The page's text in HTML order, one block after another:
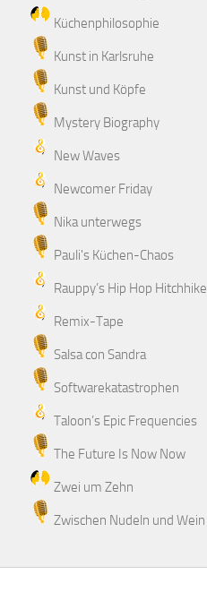
Küchenphilosophie
Kunst in Karlsruhe
Kunst und Köpfe
Mystery Biography
New Waves
Newcomer Friday
Nika unterwegs
Pauli's Küchen-Chaos
Rauppy’s Hip Hop Hitchhike
Remix-Tape
Salsa con Sandra
Softwarekatastrophen
Taloon’s Epic Frequencies
The Future Is Now Now
Zwei um Zehn
Zwischen Nudeln und Wein